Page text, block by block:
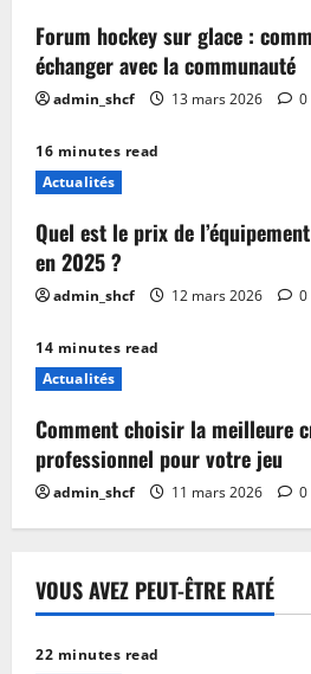
Forum hockey sur glace :
échanger avec la communauté
admin_shcf 13 mars 2026 0
16 minutes read
Actualités
Quel est le prix de
en 2025 ?
admin_shcf 12 mars 2026 0
14 minutes read
Actualités
Comment choisir la meilleure
professionnel pour votre jeu
admin_shcf 11 mars 2026 0
VOUS AVEZ PEUT-ÊTRE RATÉ
22 minutes read